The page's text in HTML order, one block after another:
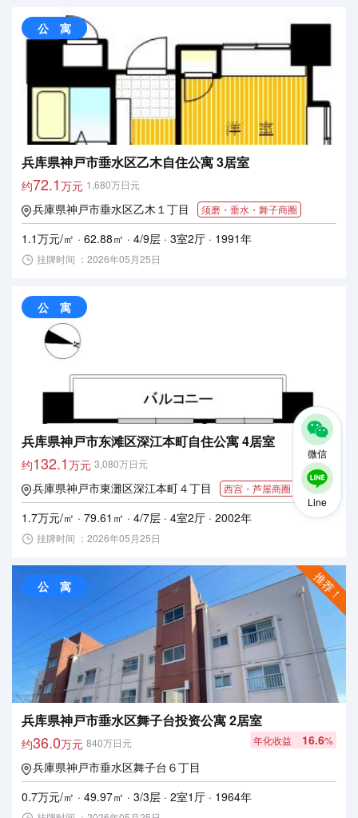
微信
Line
公 寓
兵库県神戸市垂水区乙木自住公寓 3居室
约72.1万元 1,680万日元
兵庫県神戸市垂水区乙木１丁目 须磨・垂水・舞子商圈
1.1万元/㎡ · 62.88㎡ · 4/9层 · 3室2厅 · 1991年
挂牌时间 ：2026年05月25日
公 寓
兵库県神戸市东滩区深江本町自住公寓 4居室
约132.1万元 3,080万日元
兵庫県神戸市東灘区深江本町４丁目 西宫・芦屋商圈
1.7万元/㎡ · 79.61㎡ · 4/7层 · 4室2厅 · 2002年
挂牌时间 ：2026年05月25日
公 寓 推荐！
兵库県神戸市垂水区舞子台投资公寓 2居室
约36.0万元 840万日元 年化收益 16.6%
兵庫県神戸市垂水区舞子台６丁目
0.7万元/㎡ · 49.97㎡ · 3/3层 · 2室1厅 · 1964年